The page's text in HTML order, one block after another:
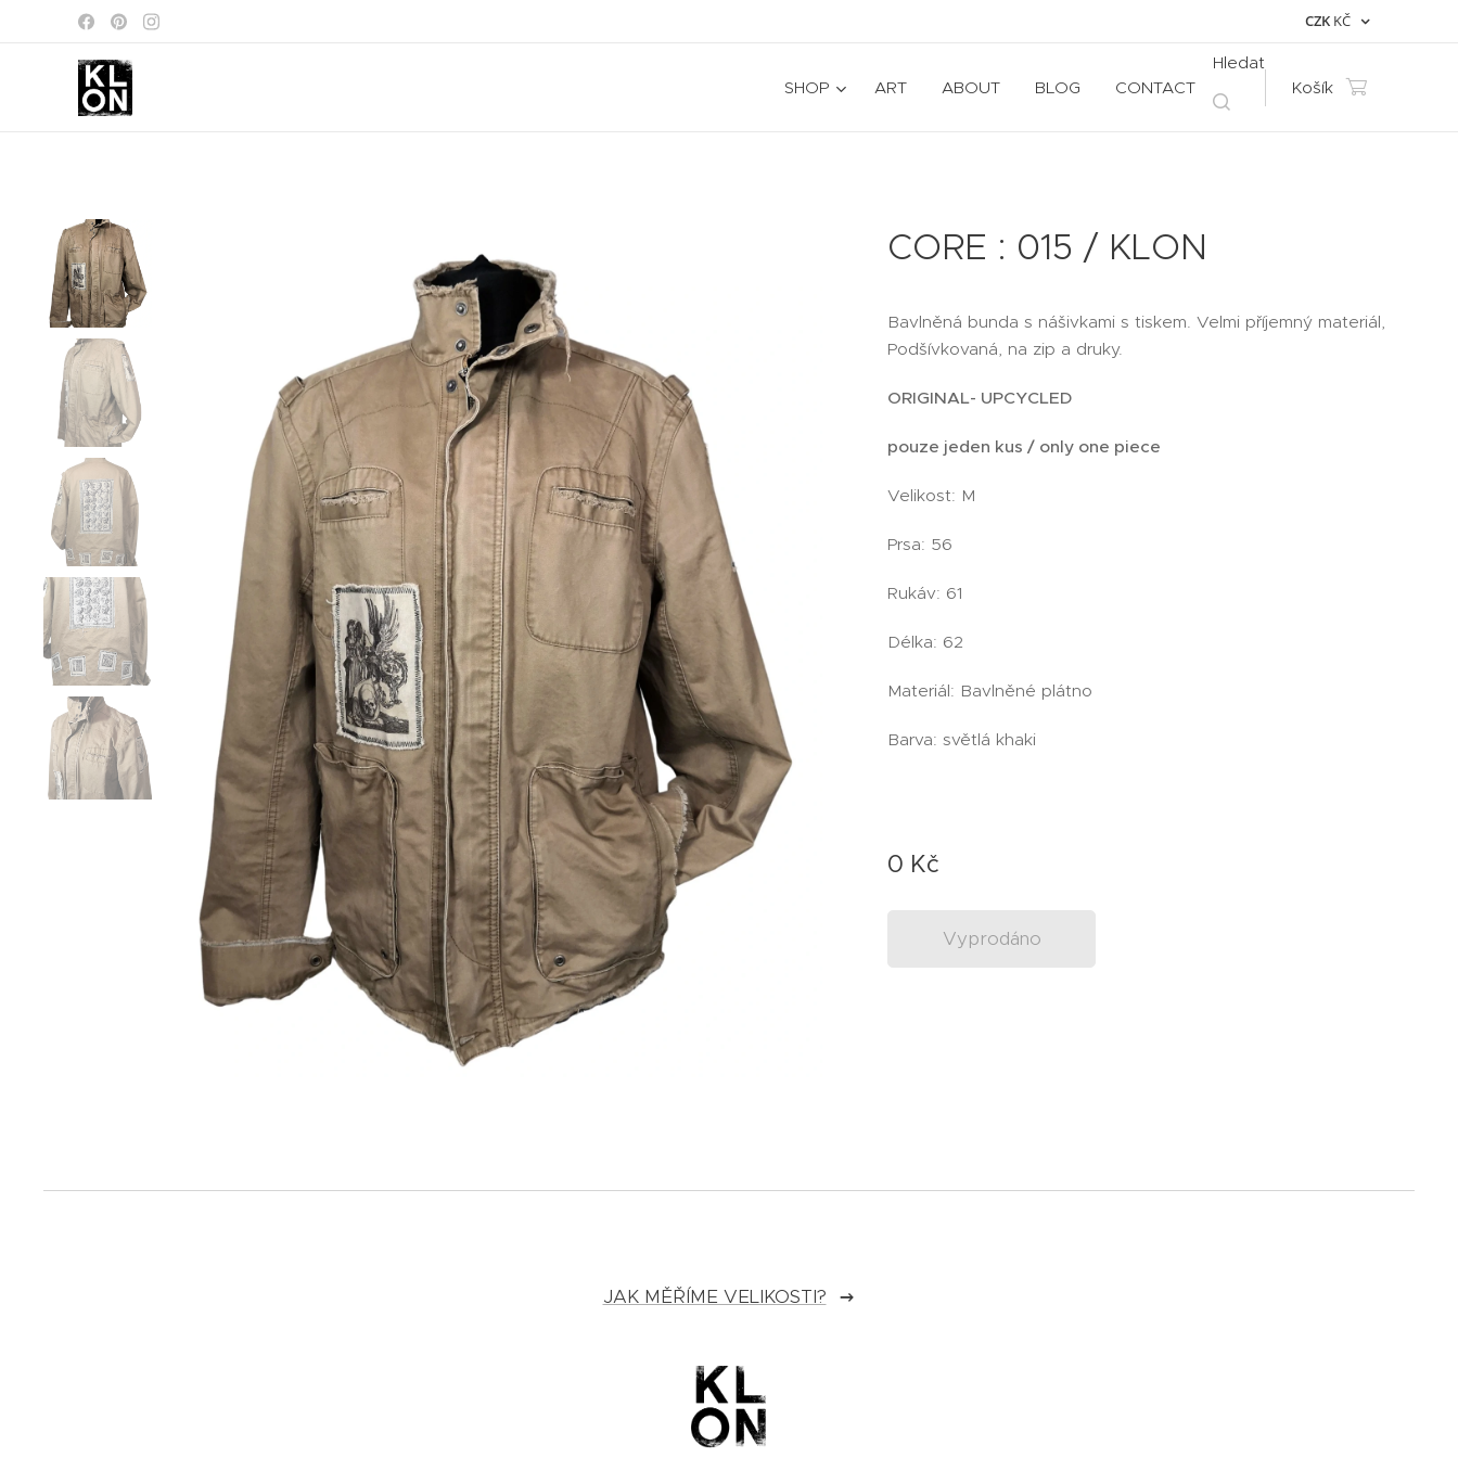
CZK KČ
SHOP ART ABOUT BLOG CONTACT
Hledat
Košík
CORE : 015 / KLON
Bavlněná bunda s nášivkami s tiskem. Velmi příjemný materiál,
Podšívkovaná, na zip a druky.
ORIGINAL- UPCYCLED
pouze jeden kus / only one piece
Velikost: M
Prsa: 56
Rukáv: 61
Délka: 62
Materiál: Bavlněné plátno
Barva: světlá khaki
0 Kč
Vyprodáno
JAK MĚŘÍME VELIKOSTI?